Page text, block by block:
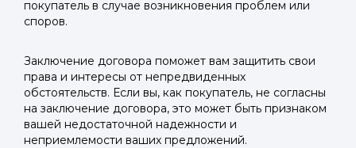
покупатель в случае возникновения проблем или
споров.
Заключение договора поможет вам защитить свои
права и интересы от непредвиденных
обстоятельств. Если вы, как покупатель, не согласны
на заключение договора, это может быть признаком
вашей недостаточной надежности и
неприемлемости ваших предложений.